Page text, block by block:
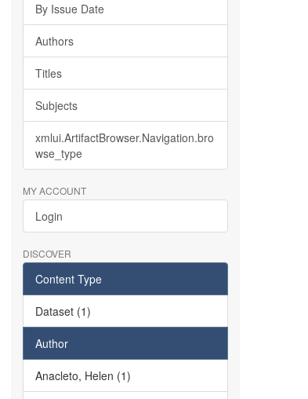
By Issue Date
Authors
Titles
Subjects
xmlui.ArtifactBrowser.Navigation.bro
wse_type
MY ACCOUNT
Login
DISCOVER
Content Type
Dataset (1)
Author
Anacleto, Helen (1)